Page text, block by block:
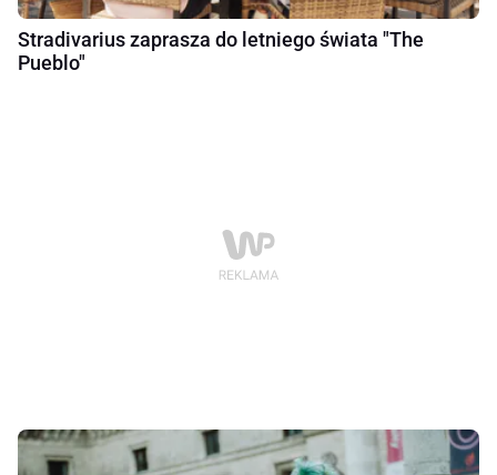
Stradivarius zaprasza do letniego świata "The
Pueblo"